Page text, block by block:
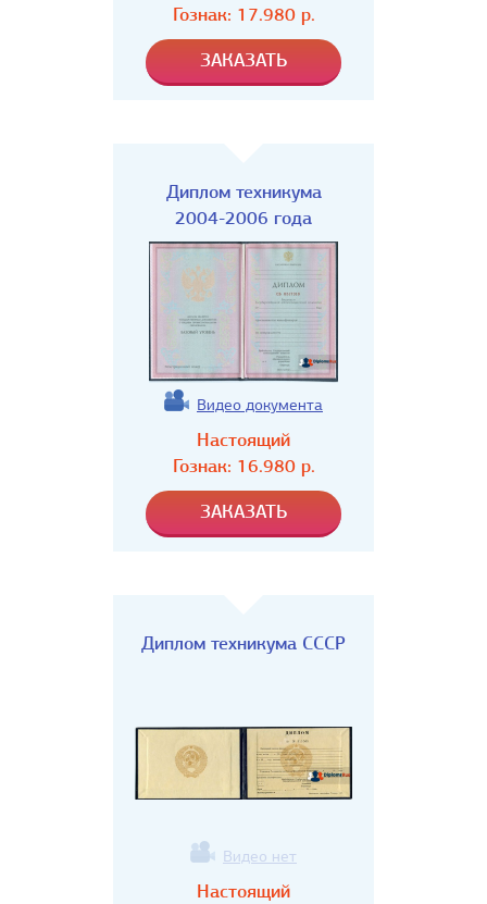
Гознак: 17.980р.
Диплом техникума
2004-2006 года
Видео документа
Настоящий
Гознак: 16.980р.
Диплом техникума СССР
Видео нет
Настоящий